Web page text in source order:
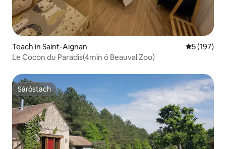
Teach in Saint-Aignan Meánrátáil
5 (197)
Le Cocon du Paradis(4min ó Beauval Zoo)
Sáróstach
Sáróstach